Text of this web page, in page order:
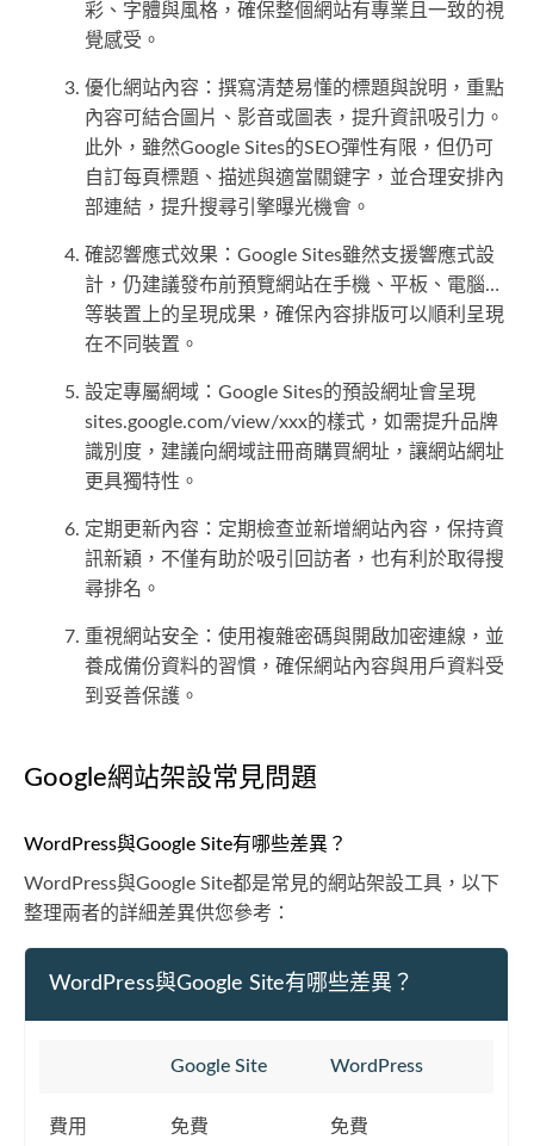
彩、字體與風格，確保整個網站有專業且一致的視
覺感受。
優化網站內容：撰寫清楚易懂的標題與說明，重點
內容可結合圖片、影音或圖表，提升資訊吸引力。
此外，雖然Google Sites的SEO彈性有限，但仍可
自訂每頁標題、描述與適當關鍵字，並合理安排內
部連結，提升搜尋引擎曝光機會。
確認響應式效果：Google Sites雖然支援響應式設
計，仍建議發布前預覽網站在手機、平板、電腦…
等裝置上的呈現成果，確保內容排版可以順利呈現
在不同裝置。
設定專屬網域：Google Sites的預設網址會呈現
sites.google.com/view/xxx的樣式，如需提升品牌
識別度，建議向網域註冊商購買網址，讓網站網址
更具獨特性。
定期更新內容：定期檢查並新增網站內容，保持資
訊新穎，不僅有助於吸引回訪者，也有利於取得搜
尋排名。
重視網站安全：使用複雜密碼與開啟加密連線，並
養成備份資料的習慣，確保網站內容與用戶資料受
到妥善保護。
Google網站架設常見問題
WordPress與Google Site有哪些差異？
WordPress與Google Site都是常見的網站架設工具，以下
整理兩者的詳細差異供您參考：
WordPress與Google Site有哪些差異？
Google Site WordPress
費用 免費
免費